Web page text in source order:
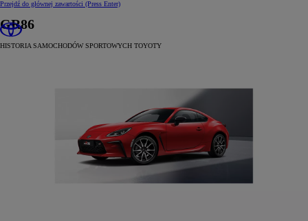
Przejdź do głównej zawartości (Press Enter)
GR86
HISTORIA SAMOCHODÓW SPORTOWYCH TOYOTY